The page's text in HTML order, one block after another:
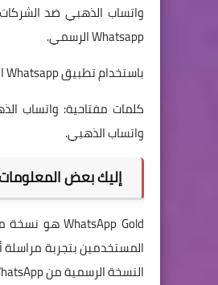
واتساب الذهبي ضد
Whatsapp الرسمي.
باستخدام تطبيق Whatsapp الذهبي ومميزاته الفريدة، يمكن للمستخدمين الاستمتاع بنسخة مخصصة ودون القلق من الشركات.
كلمات مفتاحية: واتساب
واتساب الذهبي.
إليك بعض
النسخة الرسمية من WhatsApp.